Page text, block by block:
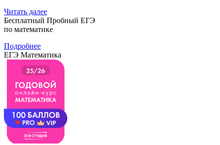
Читать далее
Бесплатный Пробный ЕГЭ
по математике
Подробнее
ЕГЭ Математика